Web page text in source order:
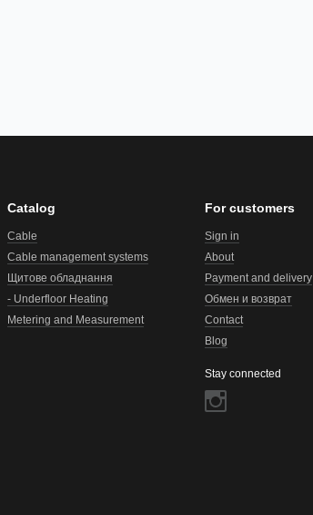
Catalog
Cable
Cable management systems
Щитове обладнання
- Underfloor Heating
Metering and Measurement
For customers
Sign in
About
Payment and delivery
Обмен и возврат
Contact
Blog
Stay connected